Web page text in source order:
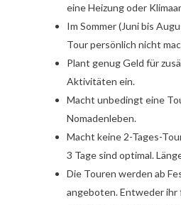
eine Heizung oder
Im Sommer (Juni bis
Tour persönlich nicht
Plant genug Geld für
Aktivitäten ein.
Macht unbedingt eine
Nomadenleben.
Macht keine 2-Tages-
3 Tage sind optimal.
Die Touren werden ab
angeboten. Entweder ihr